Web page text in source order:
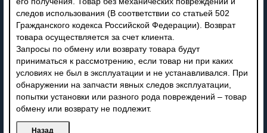
следов использования (В соответствии со статьей 502
Гражданского кодекса Российской Федерации). Возврат
товара осуществляется за счет клиента.
Запросы по обмену или возврату товара будут
приниматься к рассмотрению, если товар ни при каких
условиях не был в эксплуатации и не устанавливался. При
обнаружении на запчасти явных следов эксплуатации,
попытки установки или разного рода повреждений – товар
обмену или возврату не подлежит.